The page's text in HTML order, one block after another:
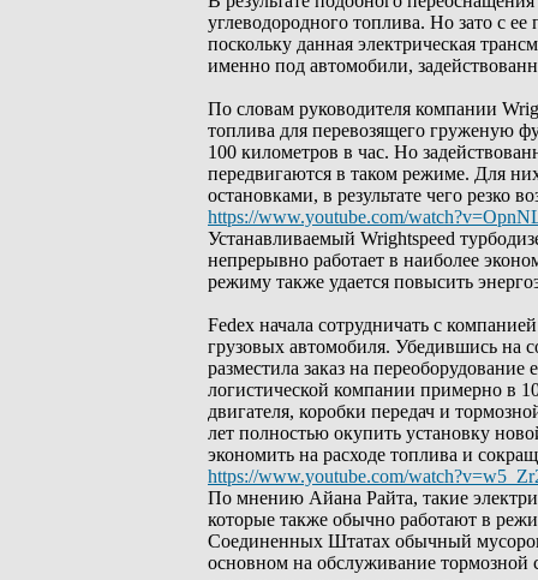
углеводородного топлива. Но зато с
поскольку данная электрическая
именно под автомобили,
По словам руководителя компании
топлива для перевозящего груженую
100 километров в час. Но
передвигаются в таком режиме. Для
остановками, в результате чего резко
https://www.youtube.com/
Устанавливаемый Wrightspeed
непрерывно работает в наиболее
режиму также удается повысить
Fedex начала сотрудничать с
грузовых автомобиля. Убедившись на
разместила заказ на
логистической компании примерно в
двигателя, коробки передач и
лет полностью окупить установку
экономить на расходе топлива и
https://www.youtube.com/
По мнению Айана Райта, такие
которые также обычно работают в
Соединенных Штатах обычный
основном на обслуживание